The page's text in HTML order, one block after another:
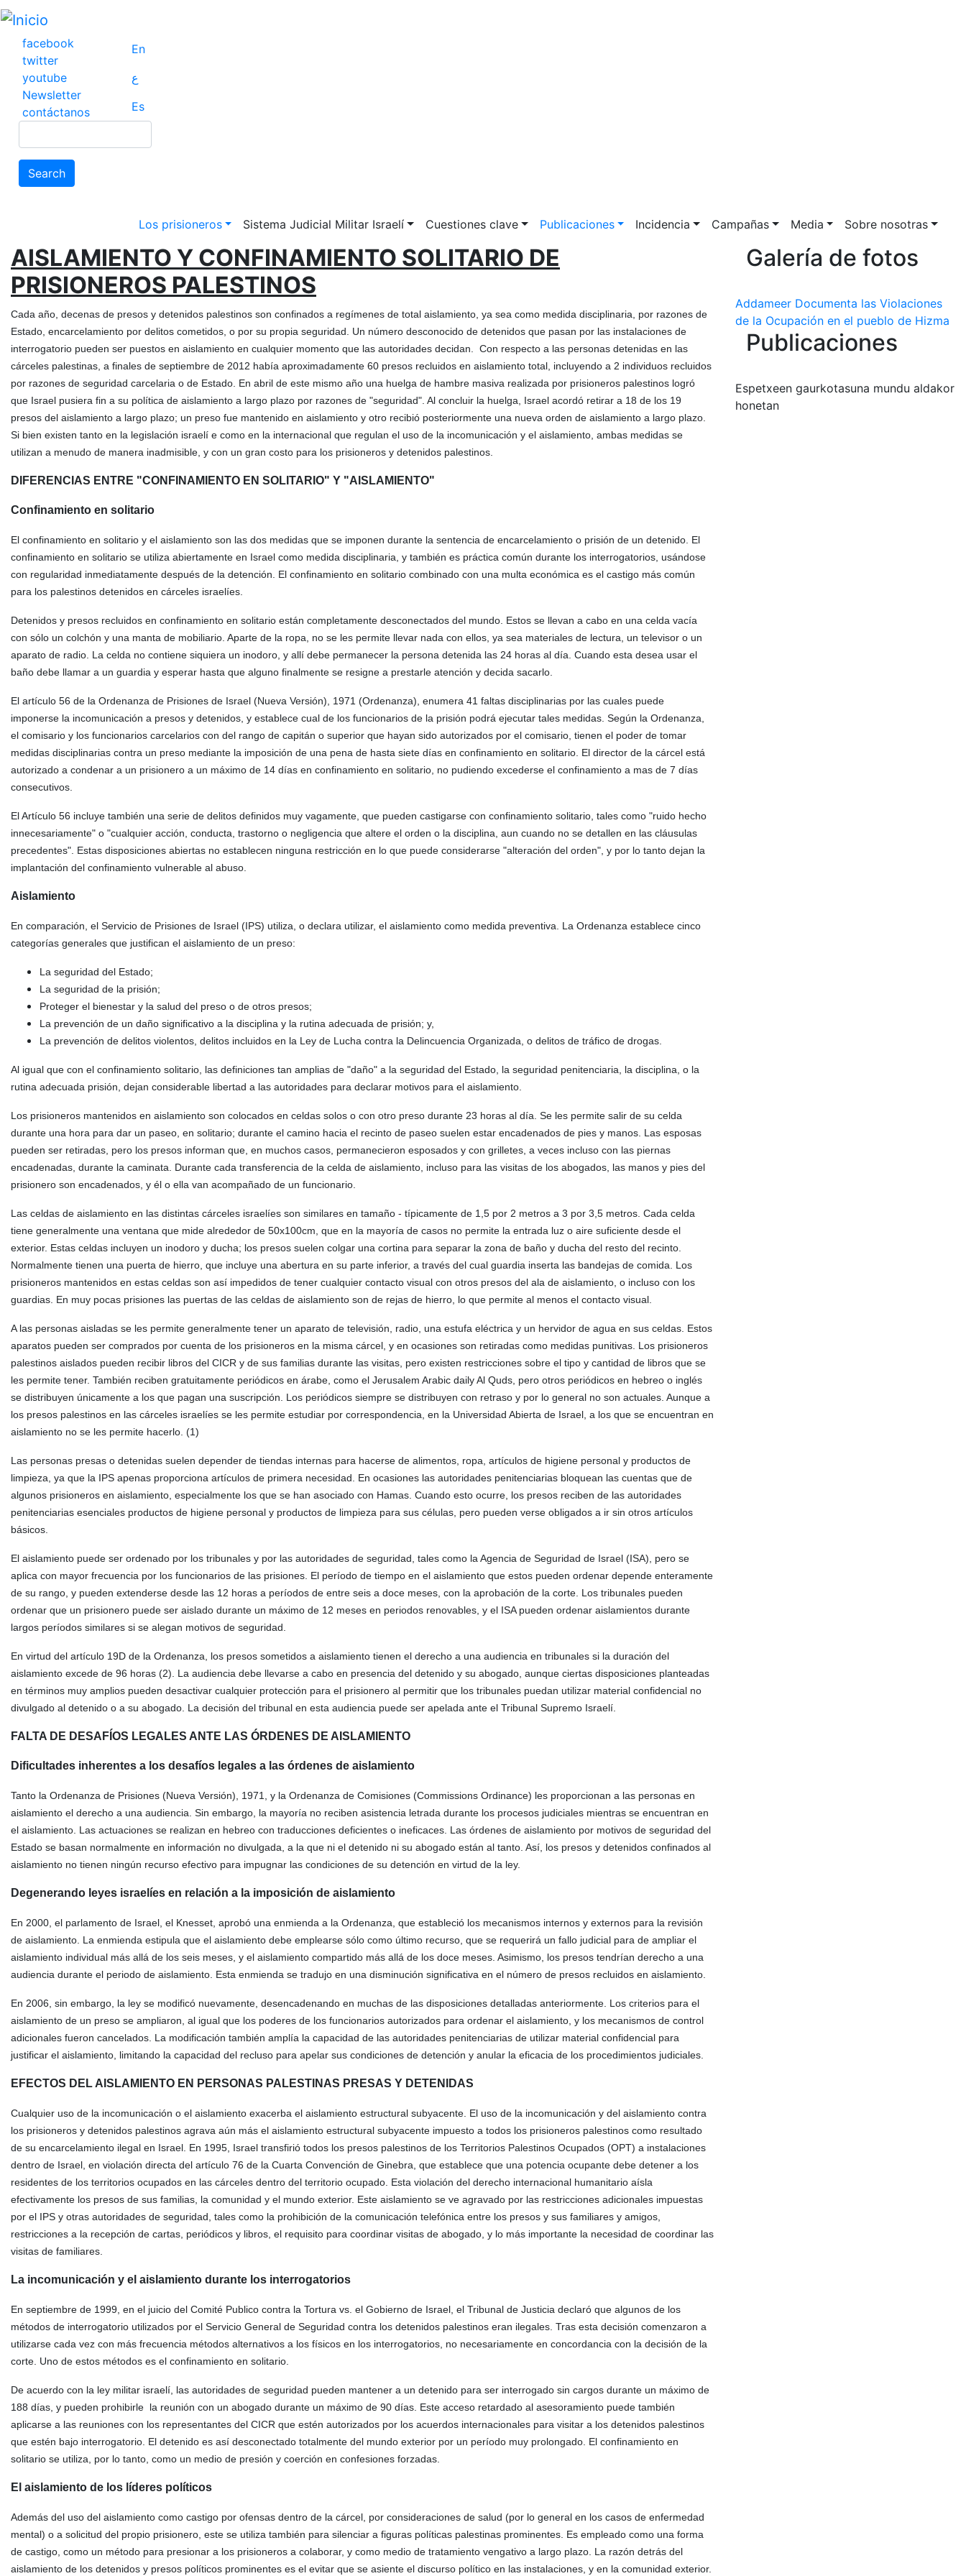
Pasar
contenido
principal
facebook
twitter
youtube
Newsletter
contáctanos
En
ع
Es
Search
Main navigation
Los prisioneros Sistema Judicial Militar Israelí Cuestiones clave Publicaciones Incidencia Campañas Media Sobre nosotras
AISLAMIENTO Y CONFINAMIENTO SOLITARIO DE
PRISIONEROS PALESTINOS
Cada año, decenas de presos y detenidos palestinos son confinados a regímenes de total aislamiento, ya sea como medida disciplinaria, por razones de
Estado, encarcelamiento por delitos cometidos, o por su propia seguridad. Un número desconocido de detenidos que pasan por las instalaciones de
interrogatorio pueden ser puestos en aislamiento en cualquier momento que las autoridades decidan. Con respecto a las personas detenidas en las
cárceles palestinas, a finales de septiembre de 2012 había aproximadamente 60 presos recluidos en aislamiento total, incluyendo a 2 individuos recluidos
por razones de seguridad carcelaria o de Estado. En abril de este mismo año una huelga de hambre masiva realizada por prisioneros palestinos logró
que Israel pusiera fin a su política de aislamiento a largo plazo por razones de "seguridad". Al concluir la huelga, Israel acordó retirar a 18 de los 19
presos del aislamiento a largo plazo; un preso fue mantenido en aislamiento y otro recibió posteriormente una nueva orden de aislamiento a largo plazo.
Si bien existen tanto en la legislación israelí e como en la internacional que regulan el uso de la incomunicación y el aislamiento, ambas medidas se
utilizan a menudo de manera inadmisible, y con un gran costo para los prisioneros y detenidos palestinos.
DIFERENCIAS ENTRE "CONFINAMIENTO EN SOLITARIO" Y "AISLAMIENTO"
Confinamiento en solitario
El confinamiento en solitario y el aislamiento son las dos medidas que se imponen durante la sentencia de encarcelamiento o prisión de un detenido. El
confinamiento en solitario se utiliza abiertamente en Israel como medida disciplinaria, y también es práctica común durante los interrogatorios, usándose
con regularidad inmediatamente después de la detención. El confinamiento en solitario combinado con una multa económica es el castigo más común
para los palestinos detenidos en cárceles israelíes.
Detenidos y presos recluidos en confinamiento en solitario están completamente desconectados del mundo. Estos se llevan a cabo en una celda vacía
con sólo un colchón y una manta de mobiliario. Aparte de la ropa, no se les permite llevar nada con ellos, ya sea materiales de lectura, un televisor o un
aparato de radio. La celda no contiene siquiera un inodoro, y allí debe permanecer la persona detenida las 24 horas al día. Cuando esta desea usar el
baño debe llamar a un guardia y esperar hasta que alguno finalmente se resigne a prestarle atención y decida sacarlo.
El artículo 56 de la Ordenanza de Prisiones de Israel (Nueva Versión), 1971 (Ordenanza), enumera 41 faltas disciplinarias por las cuales puede
imponerse la incomunicación a presos y detenidos, y establece cual de los funcionarios de la prisión podrá ejecutar tales medidas. Según la Ordenanza,
el comisario y los funcionarios carcelarios con del rango de capitán o superior que hayan sido autorizados por el comisario, tienen el poder de tomar
medidas disciplinarias contra un preso mediante la imposición de una pena de hasta siete días en confinamiento en solitario. El director de la cárcel está
autorizado a condenar a un prisionero a un máximo de 14 días en confinamiento en solitario, no pudiendo excederse el confinamiento a mas de 7 días
consecutivos.
El Artículo 56 incluye también una serie de delitos definidos muy vagamente, que pueden castigarse con confinamiento solitario, tales como "ruido hecho
innecesariamente" o "cualquier acción, conducta, trastorno o negligencia que altere el orden o la disciplina, aun cuando no se detallen en las cláusulas
precedentes". Estas disposiciones abiertas no establecen ninguna restricción en lo que puede considerarse "alteración del orden", y por lo tanto dejan la
implantación del confinamiento vulnerable al abuso.
Aislamiento
En comparación, el Servicio de Prisiones de Israel (IPS) utiliza, o declara utilizar, el aislamiento como medida preventiva. La Ordenanza establece cinco
categorías generales que justifican el aislamiento de un preso:
La seguridad del Estado;
La seguridad de la prisión;
Proteger el bienestar y la salud del preso o de otros presos;
La prevención de un daño significativo a la disciplina y la rutina adecuada de prisión; y,
La prevención de delitos violentos, delitos incluidos en la Ley de Lucha contra la Delincuencia Organizada, o delitos de tráfico de drogas.
Al igual que con el confinamiento solitario, las definiciones tan amplias de "daño" a la seguridad del Estado, la seguridad penitenciaria, la disciplina, o la
rutina adecuada prisión, dejan considerable libertad a las autoridades para declarar motivos para el aislamiento.
Los prisioneros mantenidos en aislamiento son colocados en celdas solos o con otro preso durante 23 horas al día. Se les permite salir de su celda
durante una hora para dar un paseo, en solitario; durante el camino hacia el recinto de paseo suelen estar encadenados de pies y manos. Las esposas
pueden ser retiradas, pero los presos informan que, en muchos casos, permanecieron esposados ​​y con grilletes, a veces incluso con las piernas
encadenadas, durante la caminata. Durante cada transferencia de la celda de aislamiento, incluso para las visitas de los abogados, las manos y pies del
prisionero son encadenados, y él o ella van acompañado de un funcionario.
Las celdas de aislamiento en las distintas cárceles israelíes son similares en tamaño - típicamente de 1,5 por 2 metros a 3 por 3,5 metros. Cada celda
tiene generalmente una ventana que mide alrededor de 50x100cm, que en la mayoría de casos no permite la entrada luz o aire suficiente desde el
exterior. Estas celdas incluyen un inodoro y ducha; los presos suelen colgar una cortina para separar la zona de baño y ducha del resto del recinto.
Normalmente tienen una puerta de hierro, que incluye una abertura en su parte inferior, a través del cual guardia inserta las bandejas de comida. Los
prisioneros mantenidos en estas celdas son así impedidos de tener cualquier contacto visual con otros presos del ala de aislamiento, o incluso con los
guardias. En muy pocas prisiones las puertas de las celdas de aislamiento son de rejas de hierro, lo que permite al menos el contacto visual.
A las personas aisladas se les permite generalmente tener un aparato de televisión, radio, una estufa eléctrica y un hervidor de agua en sus celdas. Estos
aparatos pueden ser comprados por cuenta de los prisioneros en la misma cárcel, y en ocasiones son retiradas como medidas punitivas. Los prisioneros
palestinos aislados pueden recibir libros del CICR y de sus familias durante las visitas, pero existen restricciones sobre el tipo y cantidad de libros que se
les permite tener. También reciben gratuitamente periódicos en árabe, como el Jerusalem Arabic daily Al Quds, pero otros periódicos en hebreo o inglés
se distribuyen únicamente a los que pagan una suscripción. Los periódicos siempre se distribuyen con retraso y por lo general no son actuales. Aunque a
los presos palestinos en las cárceles israelíes se les permite estudiar por correspondencia, en la Universidad Abierta de Israel, a los que se encuentran en
aislamiento no se les permite hacerlo. (1)
Las personas presas o detenidas suelen depender de tiendas internas para hacerse de alimentos, ropa, artículos de higiene personal y productos de
limpieza, ya que la IPS apenas proporciona artículos de primera necesidad. En ocasiones las autoridades penitenciarias bloquean las cuentas que de
algunos prisioneros en aislamiento, especialmente los que se han asociado con Hamas. Cuando esto ocurre, los presos reciben de las autoridades
penitenciarias esenciales productos de higiene personal y productos de limpieza para sus células, pero pueden verse obligados a ir sin otros artículos
básicos.
El aislamiento puede ser ordenado por los tribunales y por las autoridades de seguridad, tales como la Agencia de Seguridad de Israel (ISA), pero se
aplica con mayor frecuencia por los funcionarios de las prisiones. El período de tiempo en el aislamiento que estos pueden ordenar depende enteramente
de su rango, y pueden extenderse desde las 12 horas a períodos de entre seis a doce meses, con la aprobación de la corte. Los tribunales pueden
ordenar que un prisionero puede ser aislado durante un máximo de 12 meses en periodos renovables, y el ISA pueden ordenar aislamientos durante
largos períodos similares si se alegan motivos de seguridad.
En virtud del artículo 19D de la Ordenanza, los presos sometidos a aislamiento tienen el derecho a una audiencia en tribunales si la duración del
aislamiento excede de 96 horas (2). La audiencia debe llevarse a cabo en presencia del detenido y su abogado, aunque ciertas disposiciones planteadas
en términos muy amplios pueden desactivar cualquier protección para el prisionero al permitir que los tribunales puedan utilizar material confidencial no
divulgado al detenido o a su abogado. La decisión del tribunal en esta audiencia puede ser apelada ante el Tribunal Supremo Israelí.
FALTA DE DESAFÍOS LEGALES ANTE LAS ÓRDENES DE AISLAMIENTO
Dificultades inherentes a los desafíos legales a las órdenes de aislamiento
Tanto la Ordenanza de Prisiones (Nueva Versión), 1971, y la Ordenanza de Comisiones (Commissions Ordinance) les proporcionan a las personas en
aislamiento el derecho a una audiencia. Sin embargo, la mayoría no reciben asistencia letrada durante los procesos judiciales mientras se encuentran en
el aislamiento. Las actuaciones se realizan en hebreo con traducciones deficientes o ineficaces. Las órdenes de aislamiento por motivos de seguridad del
Estado se basan normalmente en información no divulgada, a la que ni el detenido ni su abogado están al tanto. Así, los presos y detenidos confinados al
aislamiento no tienen ningún recurso efectivo para impugnar las condiciones de su detención en virtud de la ley.
Degenerando leyes israelíes en relación a la imposición de aislamiento
En 2000, el parlamento de Israel, el Knesset, aprobó una enmienda a la Ordenanza, que estableció los mecanismos internos y externos para la revisión
de aislamiento. La enmienda estipula que el aislamiento debe emplearse sólo como último recurso, que se requerirá un fallo judicial para de ampliar el
aislamiento individual más allá de los seis meses, y el aislamiento compartido más allá de los doce meses. Asimismo, los presos tendrían derecho a una
audiencia durante el periodo de aislamiento. Esta enmienda se tradujo en una disminución significativa en el número de presos recluidos en aislamiento.
En 2006, sin embargo, la ley se modificó nuevamente, desencadenando en muchas de las disposiciones detalladas anteriormente. Los criterios para el
aislamiento de un preso se ampliaron, al igual que los poderes de los funcionarios autorizados para ordenar el aislamiento, y los mecanismos de control
adicionales fueron cancelados. La modificación también amplía la capacidad de las autoridades penitenciarias de utilizar material confidencial para
justificar el aislamiento, limitando la capacidad del recluso para apelar sus condiciones de detención y anular la eficacia de los procedimientos judiciales.
EFECTOS DEL AISLAMIENTO EN PERSONAS PALESTINAS PRESAS Y DETENIDAS
Cualquier uso de la incomunicación o el aislamiento exacerba el aislamiento estructural subyacente. El uso de la incomunicación y del aislamiento contra
los prisioneros y detenidos palestinos agrava aún más el aislamiento estructural subyacente impuesto a todos los prisioneros palestinos como resultado
de su encarcelamiento ilegal en Israel. En 1995, Israel transfirió todos los presos palestinos de los Territorios Palestinos Ocupados (OPT) a instalaciones
dentro de Israel, en violación directa del artículo 76 de la Cuarta Convención de Ginebra, que establece que una potencia ocupante debe detener a los
residentes de los territorios ocupados en las cárceles dentro del territorio ocupado. Esta violación del derecho internacional humanitario aísla
efectivamente los presos de sus familias, la comunidad y el mundo exterior. Este aislamiento se ve agravado por las restricciones adicionales impuestas
por el IPS y otras autoridades de seguridad, tales como la prohibición de la comunicación telefónica entre los presos y sus familiares y amigos,
restricciones a la recepción de cartas, periódicos y libros, el requisito para coordinar visitas de abogado, y lo más importante la necesidad de coordinar las
visitas de familiares.
La incomunicación y el aislamiento durante los interrogatorios
En septiembre de 1999, en el juicio del Comité Publico contra la Tortura vs. el Gobierno de Israel, el Tribunal de Justicia declaró que algunos de los
métodos de interrogatorio utilizados por el Servicio General de Seguridad contra los detenidos palestinos eran ilegales. Tras esta decisión comenzaron a
utilizarse cada vez con más frecuencia métodos alternativos a los físicos en los interrogatorios, no necesariamente en concordancia con la decisión de la
corte. Uno de estos métodos es el confinamiento en solitario.
De acuerdo con la ley militar israelí, las autoridades de seguridad pueden mantener a un detenido para ser interrogado sin cargos durante un máximo de
188 días, y pueden prohibirle la reunión con un abogado durante un máximo de 90 días. Este acceso retardado al asesoramiento puede también
aplicarse a las reuniones con los representantes del CICR que estén autorizados por los acuerdos internacionales para visitar a los detenidos palestinos
que estén bajo interrogatorio. El detenido es así desconectado totalmente del mundo exterior por un período muy prolongado. El confinamiento en
solitario se utiliza, por lo tanto, como un medio de presión y coerción en confesiones forzadas.
El aislamiento de los líderes políticos
Además del uso del aislamiento como castigo por ofensas dentro de la cárcel, por consideraciones de salud (por lo general en los casos de enfermedad
mental) o a solicitud del propio prisionero, este se utiliza también para silenciar a figuras políticas palestinas prominentes. Es empleado como una forma
de castigo, como un método para presionar a los prisioneros a colaborar, y como medio de tratamiento vengativo a largo plazo. La razón detrás del
aislamiento de los detenidos y presos políticos prominentes es el evitar que se asiente el discurso político en las instalaciones, y en la comunidad exterior.
Galería de fotos
Addameer Documenta las Violaciones
de la Ocupación en el pueblo de Hizma
Publicaciones
Espetxeen gaurkotasuna mundu aldakor
honetan